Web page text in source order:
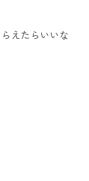
えたらいいな